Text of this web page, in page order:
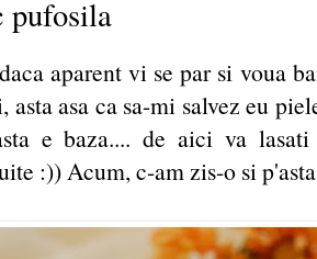
pufosila
aparent vi se par si voua
asta asa ca sa-mi salvez eu
e baza.... de aici va
:)) Acum, c-am zis-o si